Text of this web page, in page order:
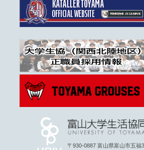
〒930-0887 富山県富山市五福